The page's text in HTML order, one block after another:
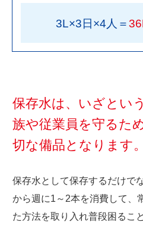
3L×3日×4人＝
保存水は、いざとい
族や従業員を守るた
切な備品となります。
保存水として保存するだけで
から週に1～2本を消費して、
た方法を取り入れ普段困るこ